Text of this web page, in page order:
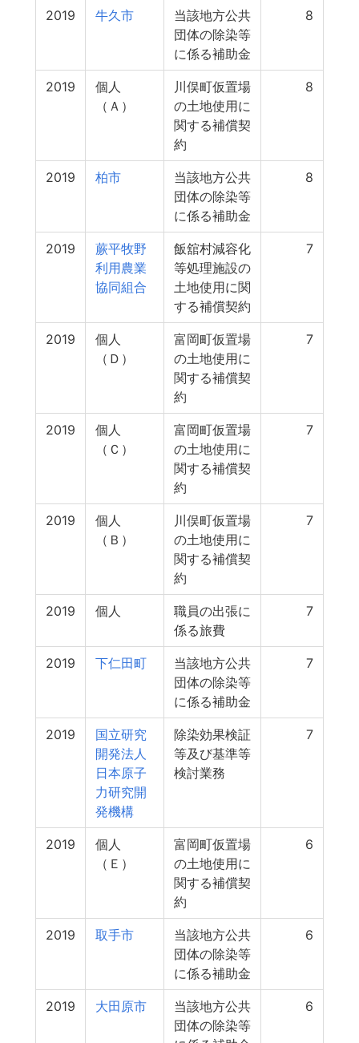
2019 牛久市
当該地方公共
団体の除染等
に係る補助金
8
2019
個人
（Ａ）
川俣町仮置場
の土地使用に
関する補償契
約
8
2019 柏市
当該地方公共
団体の除染等
に係る補助金
8
2019
蕨平牧野
利用農業
協同組合
飯舘村減容化
等処理施設の
土地使用に関
する補償契約
7
2019
個人
（Ｄ）
富岡町仮置場
の土地使用に
関する補償契
約
7
2019
個人
（Ｃ）
富岡町仮置場
の土地使用に
関する補償契
約
7
2019
個人
（Ｂ）
川俣町仮置場
の土地使用に
関する補償契
約
7
2019 個人
職員の出張に
係る旅費
7
2019 下仁田町
当該地方公共
団体の除染等
に係る補助金
7
2019
国立研究
開発法人
日本原子
力研究開
発機構
除染効果検証
等及び基準等
検討業務
7
2019
個人
（Ｅ）
富岡町仮置場
の土地使用に
関する補償契
約
6
2019 取手市
当該地方公共
団体の除染等
に係る補助金
6
2019 大田原市
当該地方公共
団体の除染等
6